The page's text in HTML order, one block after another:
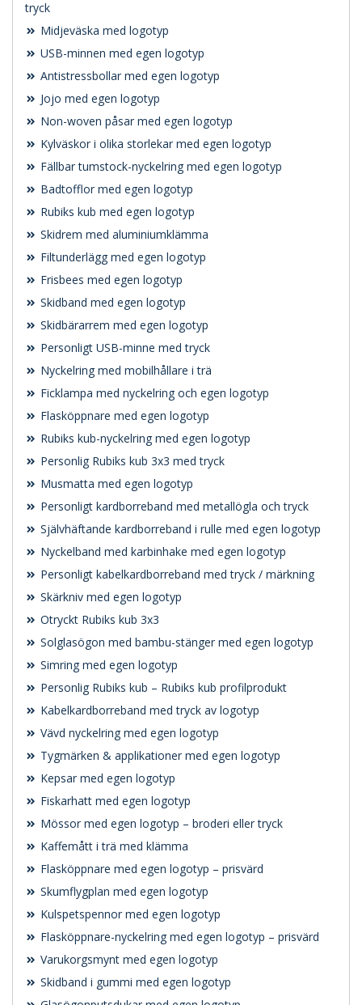
tryck
Midjeväska med logotyp
USB-minnen med egen logotyp
Antistressbollar med egen logotyp
Jojo med egen logotyp
Non-woven påsar med egen logotyp
Kylväskor i olika storlekar med egen logotyp
Fällbar tumstock-nyckelring med egen logotyp
Badtofflor med egen logotyp
Rubiks kub med egen logotyp
Skidrem med aluminiumklämma
Filtunderlägg med egen logotyp
Frisbees med egen logotyp
Skidband med egen logotyp
Skidbärarrem med egen logotyp
Personligt USB-minne med tryck
Nyckelring med mobilhållare i trä
Ficklampa med nyckelring och egen logotyp
Flasköppnare med egen logotyp
Rubiks kub-nyckelring med egen logotyp
Personlig Rubiks kub 3x3 med tryck
Musmatta med egen logotyp
Personligt kardborreband med metallögla och tryck
Självhäftande kardborreband i rulle med egen logotyp
Nyckelband med karbinhake med egen logotyp
Personligt kabelkardborreband med tryck / märkning
Skärkniv med egen logotyp
Otryckt Rubiks kub 3x3
Solglasögon med bambu-stänger med egen logotyp
Simring med egen logotyp
Personlig Rubiks kub – Rubiks kub profilprodukt
Kabelkardborreband med tryck av logotyp
Vävd nyckelring med egen logotyp
Tygmärken & applikationer med egen logotyp
Kepsar med egen logotyp
Fiskarhatt med egen logotyp
Mössor med egen logotyp – broderi eller tryck
Kaffemått i trä med klämma
Flasköppnare med egen logotyp – prisvärd
Skumflygplan med egen logotyp
Kulspetspennor med egen logotyp
Flasköppnare-nyckelring med egen logotyp – prisvärd
Varukorgsmynt med egen logotyp
Skidband i gummi med egen logotyp